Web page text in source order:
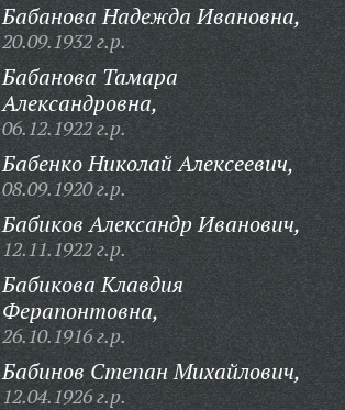
Бабанова Надежда Ивановна,
20.09.1932 г.р.
Бабанова Тамара
Александровна,
06.12.1922 г.р.
Бабенко Николай Алексеевич,
08.09.1920 г.р.
Бабиков Александр Иванович,
12.11.1922 г.р.
Бабикова Клавдия
Ферапонтовна,
26.10.1916 г.р.
Бабинов Степан Михайлович,
12.04.1926 г.р.